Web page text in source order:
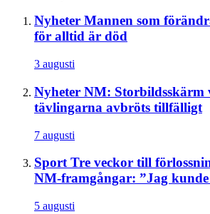
Nyheter Mannen som
för alltid är död
3 augusti
Nyheter NM: Storbildsskärm
tävlingarna avbröts tillfälligt
7 augusti
SportTre veckor till
NM-framgångar: ”Jag kunde
5 augusti